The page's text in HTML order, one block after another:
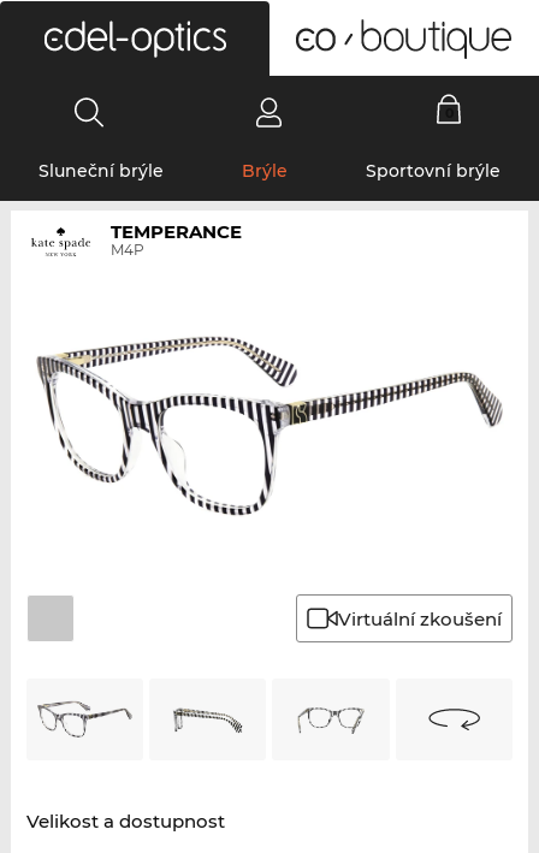
Sluneční brýle Brýle Sportovní brýle
TEMPERANCE
M4P
Virtuální zkoušení
Velikost a dostupnost